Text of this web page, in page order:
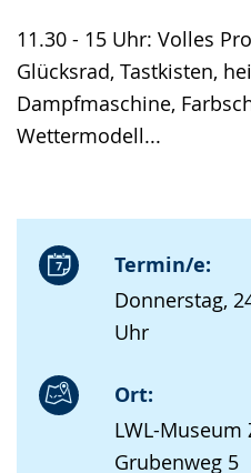
11.30 - 15 Uhr: Volles
Glücksrad, Tastkisten,
Dampfmaschine,
Wettermodell...
Termin/e:
Donnerstag,
Uhr
Ort:
LWL-Museum
Grubenweg 5